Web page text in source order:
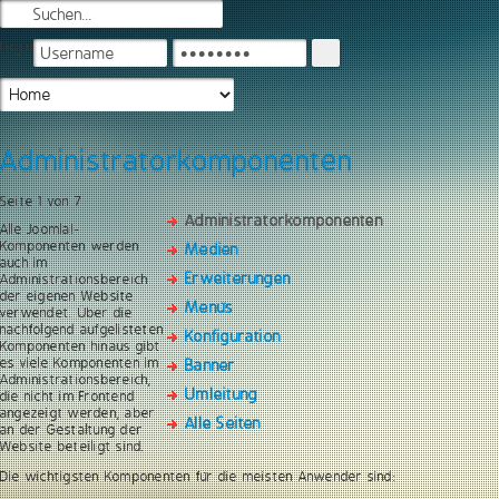
Login
Administratorkomponenten
Administratorkomponenten
Medien
Erweiterungen
Menüs
Konfiguration
Banner
Umleitung
Alle Seiten
Seite 1 von 7
Alle Joomla!-
Komponenten werden
auch im
Administrationsbereich
der eigenen Website
verwendet. Über die
nachfolgend aufgelisteten
Komponenten hinaus gibt
es viele Komponenten im
Administrationsbereich,
die nicht im Frontend
angezeigt werden, aber
an der Gestaltung der
Website beteiligt sind.
Die wichtigsten Komponenten für die meisten Anwender sind: